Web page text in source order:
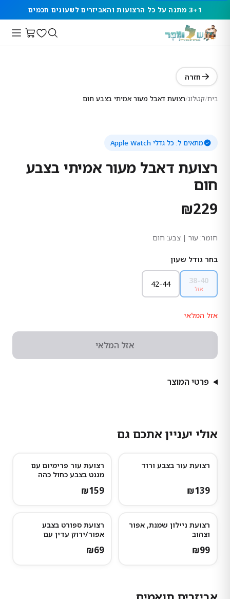
3+1 מתנה על כל הרצועות והאביזרים לשעונים חכמים
חזרה
בית/קטלוג/רצועת דאבל מעור אמיתי בצבע חום
מתאים ל: כל גדלי Apple Watch
רצועת דאבל מעור אמיתי בצבע
חום
₪229
חומר: עור | צבע: חום
בחר גודל שעון
38-40
אזל 42-44
אזל המלאי
אזל המלאי
פרטי המוצר
אולי יעניין אתכם גם
נותרו מעט
רצועת עור בצבע ורוד
₪139
רצועת עור פרימיום עם
מגנט בצבע כחול כהה
₪159
רצועת ניילון שמנת, אפור
וצהוב
₪99
רצועת ספורט בצבע
אפור/ירוק עדין עם
₪69